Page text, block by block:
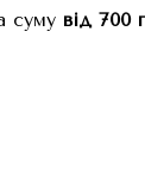
суму від 700